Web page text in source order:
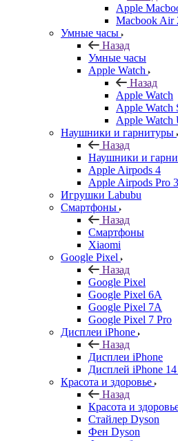
Apple
Macbook Air
Умные часы
Назад
Умные часы
Apple Watch
Назад
Apple Watch
Apple Watch
Apple Watch
Наушники и гарнитуры
Назад
Наушники и
Apple Airpods 4
Apple Airpods Pro 3
Игрушки Labubu
Смартфоны
Назад
Смартфоны
Xiaomi
Google Pixel
Назад
Google Pixel
Google Pixel 6A
Google Pixel 7А
Google Pixel 7 Pro
Дисплеи iPhone
Назад
Дисплеи iPhone
Дисплей iPhone
Красота и здоровье
Назад
Красота и
Стайлер Dyson
Фен Dyson